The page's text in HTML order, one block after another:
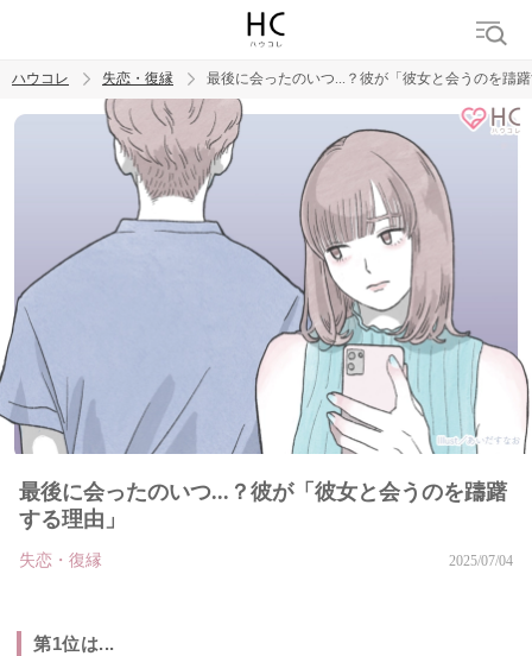
トレンド ワード
都合のいい女
ハウコレ 失恋・復縁 最後に会ったのいつ...？彼が「彼女と会うのを躊
最後に会ったのいつ...？彼が「彼女と会うのを躊躇
する理由」
失恋・復縁 2025/07/04
第1位は...